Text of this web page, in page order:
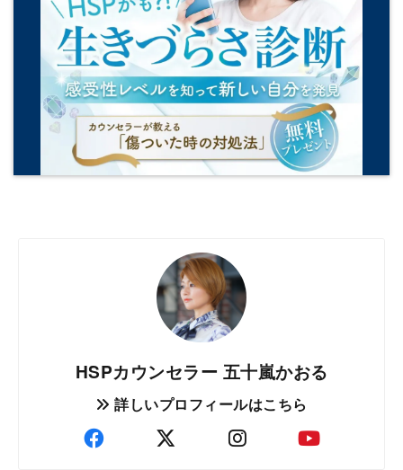
HSPカウンセラー 五十嵐かおる
詳しいプロフィールはこちら